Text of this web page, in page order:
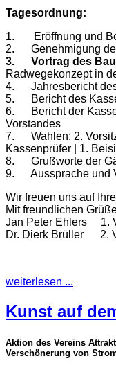
Tagesordnung:
1. Eröffnung und
2. Genehmigung
3. Vortrag des
Radwegekonzept in
4. Jahresbericht des
5. Bericht des
6. Bericht der
Vorstandes
7. Wahlen: 2.
Kassenprüfer | 1.
8. Grußworte der
9. Aussprache und
Wir freuen uns auf
Mit freundlichen
Jan Peter
Dr. Dierk Brüller 2.
weiterlesen ...
Kunst auf
Aktion des Vereins
Verschönerung von